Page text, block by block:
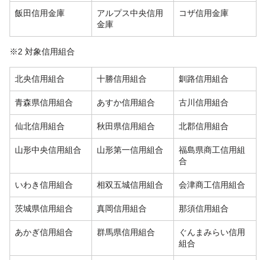
飯田信用金庫
アルプス中央信用
金庫
コザ信用金庫
※2 対象信用組合
北央信用組合 十勝信用組合 釧路信用組合
青森県信用組合 あすか信用組合 古川信用組合
仙北信用組合 秋田県信用組合 北郡信用組合
山形中央信用組合 山形第一信用組合
福島県商工信用組
合
いわき信用組合 相双五城信用組合 会津商工信用組合
茨城県信用組合 真岡信用組合 那須信用組合
あかぎ信用組合 群馬県信用組合
ぐんまみらい信用
組合